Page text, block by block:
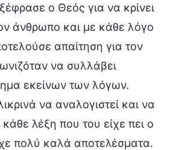
ο Θεός για να κρίνει
άνθρωπο και με κάθε λόγο
απαίτηση για τον
να συλλάβει
εκείνων των λόγων.
να αναλογιστεί και να
λέξη που του είχε πει ο
πολύ καλά αποτελέσματα.